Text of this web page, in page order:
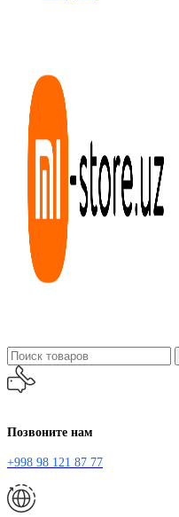
Позвоните нам
+998 98 121 87 77